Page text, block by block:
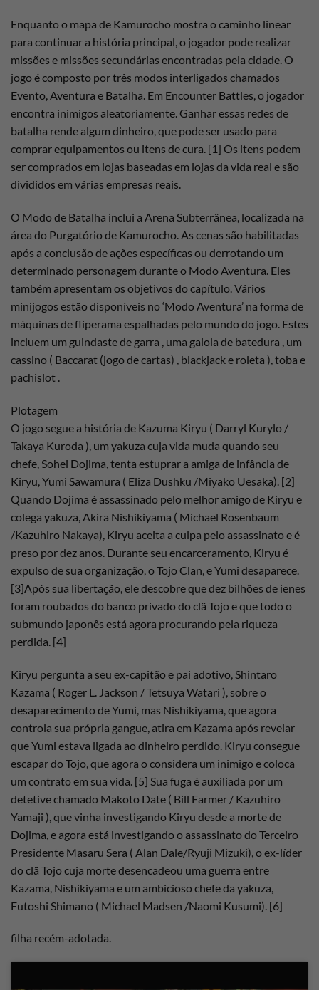
Enquanto o mapa de Kamurocho mostra o caminho linear
para continuar a história principal, o jogador pode realizar
missões e missões secundárias encontradas pela cidade. O
jogo é composto por três modos interligados chamados
Evento, Aventura e Batalha. Em Encounter Battles, o jogador
encontra inimigos aleatoriamente. Ganhar essas redes de
batalha rende algum dinheiro, que pode ser usado para
comprar equipamentos ou itens de cura. [1] Os itens podem
ser comprados em lojas baseadas em lojas da vida real e são
divididos em várias empresas reais.
O Modo de Batalha inclui a Arena Subterrânea, localizada na
área do Purgatório de Kamurocho. As cenas são habilitadas
após a conclusão de ações específicas ou derrotando um
determinado personagem durante o Modo Aventura. Eles
também apresentam os objetivos do capítulo. Vários
minijogos estão disponíveis no ‘Modo Aventura’ na forma de
máquinas de fliperama espalhadas pelo mundo do jogo. Estes
incluem um guindaste de garra , uma gaiola de batedura , um
cassino ( Baccarat (jogo de cartas) , blackjack e roleta ), toba e
pachislot .
Plotagem
O jogo segue a história de Kazuma Kiryu ( Darryl Kurylo /
Takaya Kuroda ), um yakuza cuja vida muda quando seu
chefe, Sohei Dojima, tenta estuprar a amiga de infância de
Kiryu, Yumi Sawamura ( Eliza Dushku /Miyako Uesaka). [2]
Quando Dojima é assassinado pelo melhor amigo de Kiryu e
colega yakuza, Akira Nishikiyama ( Michael Rosenbaum
/Kazuhiro Nakaya), Kiryu aceita a culpa pelo assassinato e é
preso por dez anos. Durante seu encarceramento, Kiryu é
expulso de sua organização, o Tojo Clan, e Yumi desaparece.
[3]Após sua libertação, ele descobre que dez bilhões de ienes
foram roubados do banco privado do clã Tojo e que todo o
submundo japonês está agora procurando pela riqueza
perdida. [4]
Kiryu pergunta a seu ex-capitão e pai adotivo, Shintaro
Kazama ( Roger L. Jackson / Tetsuya Watari ), sobre o
desaparecimento de Yumi, mas Nishikiyama, que agora
controla sua própria gangue, atira em Kazama após revelar
que Yumi estava ligada ao dinheiro perdido. Kiryu consegue
escapar do Tojo, que agora o considera um inimigo e coloca
um contrato em sua vida. [5] Sua fuga é auxiliada por um
detetive chamado Makoto Date ( Bill Farmer / Kazuhiro
Yamaji ), que vinha investigando Kiryu desde a morte de
Dojima, e agora está investigando o assassinato do Terceiro
Presidente Masaru Sera ( Alan Dale/Ryuji Mizuki), o ex-líder
do clã Tojo cuja morte desencadeou uma guerra entre
Kazama, Nishikiyama e um ambicioso chefe da yakuza,
Futoshi Shimano ( Michael Madsen /Naomi Kusumi). [6]
filha recém-adotada.